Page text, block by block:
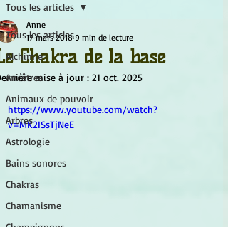
Tous les articles
Alchimie
Ancêtres
Animaux de pouvoir
Arbres
Astrologie
Bains sonores
Chakras
Chamanisme
Tous les articles
Chakra de la base
Anne
17 mars 2018 9 min de lecture
mise à jour : 21 oct. 2025
https://www.youtube.com/watch?
v=MK2ISsTjNeE